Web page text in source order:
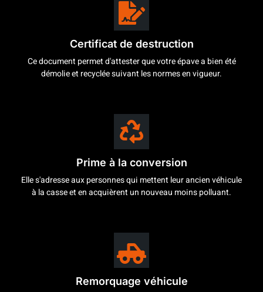
Certificat de destruction
Ce document permet d'attester que votre épave a bien été
démolie et recyclée suivant les normes en vigueur.
Prime à la conversion
Elle s'adresse aux personnes qui mettent leur ancien véhicule
à la casse et en acquièrent un nouveau moins polluant.
Remorquage véhicule